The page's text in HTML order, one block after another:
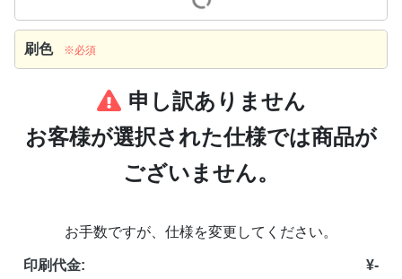
刷色 ※必須
申し訳ありません
お客様が選択された仕様では商品が
ございません。
お手数ですが、仕様を変更してください。
印刷代金: ¥-